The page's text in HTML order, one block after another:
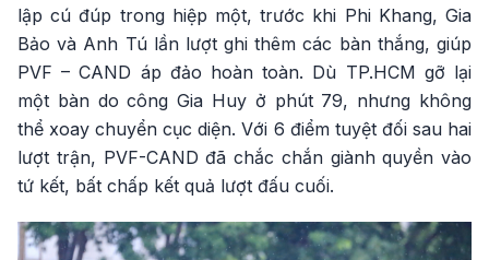
lập cú đúp trong hiệp một, trước khi Phi Khang, Gia
Bảo và Anh Tú lần lượt ghi thêm các bàn thắng, giúp
PVF – CAND áp đảo hoàn toàn. Dù TP.HCM gỡ lại
một bàn do công Gia Huy ở phút 79, nhưng không
thể xoay chuyển cục diện. Với 6 điểm tuyệt đối sau hai
lượt trận, PVF-CAND đã chắc chắn giành quyền vào
tứ kết, bất chấp kết quả lượt đấu cuối.